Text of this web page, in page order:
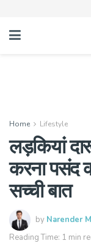
Home Lifestyle
लड़कियां
करना पसंद
सच्ची बात
by Narender
Reading Time: 1 min